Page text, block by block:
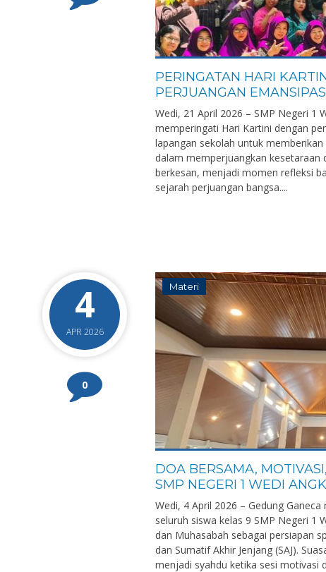
PERINGATAN HARI
PERJUANGAN
Wedi, 21 April 2026 – SMP Negeri 1
memperingati Hari Kartini dengan
lapangan sekolah untuk
dalam memperjuangkan kesetaraan
berkesan, menjadi momen refleksi
sejarah perjuangan bangsa....
4
APR 2026
0
Materi
DOA BERSAMA,
SMP NEGERI 1 WEDI
Wedi, 4 April 2026 – Gedung
seluruh siswa kelas 9 SMP Negeri 1
dan Muhasabah sebagai persiapan
dan Sumatif Akhir Jenjang (SAJ).
menjadi syahdu ketika sesi motivasi